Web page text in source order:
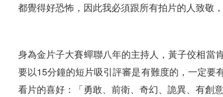
都覺得好恐怖，因此我必須跟所有拍片的人致敬
身為金片子大賽蟬聯八年的主持人，黃子佼相當
要以15分鐘的短片吸引評審是有難度的，一定要
看片的喜好：「勇敢、前衛、奇幻、詭異、有創